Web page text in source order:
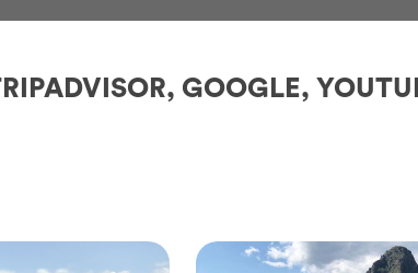
GOOGLE,